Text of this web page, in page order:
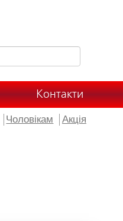
Контакти
Чоловікам Акція